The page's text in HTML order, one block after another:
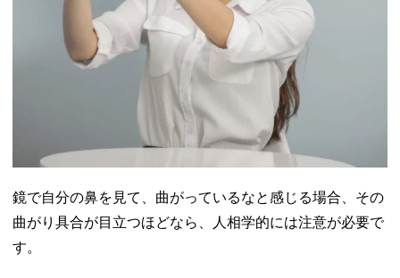
鏡で自分の鼻を見て、曲がっているなと感じる場合、その
曲がり具合が目立つほどなら、人相学的には注意が必要で
す。